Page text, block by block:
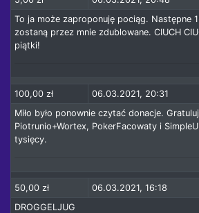
To ja może zaproponuję pociąg. Następne
zostaną przez mnie zdublowane. CIUCH
piątki!
100,00 zł 06.03.2021, 20:31
Miło było ponownie czytać donacje.
Piotrunio+Wortex, PokerFacowaty i
tysięcy.
50,00 zł 06.03.2021, 16:18
DROGGELJUG